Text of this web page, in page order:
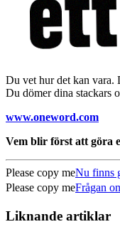
Du vet hur det kan vara.
Du dömer dina stackars
www.oneword.com
Vem blir först att göra
Please copy meNu finns
Please copy meFrågan
Liknande artiklar